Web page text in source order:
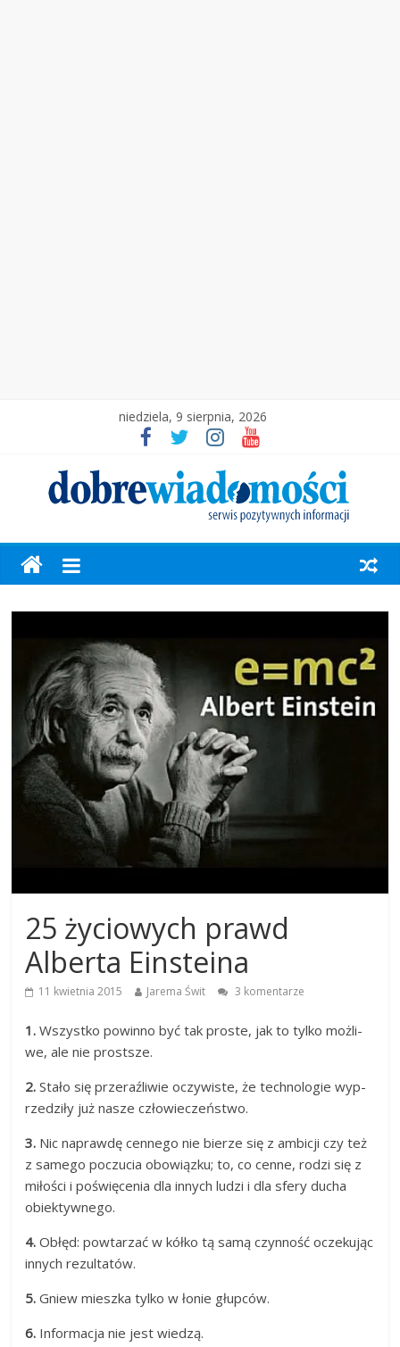
niedziela, 9 sierpnia, 2026
25 życiowych prawd
Alberta Einsteina
11 kwietnia 2015 Jarema Świt 3 komentarze
1. Wszys­tko po­win­no być tak pros­te, jak to tyl­ko możli­
we, ale nie prostsze.
2. Stało się prze­raźli­wie oczy­wis­te, że techno­logie wyp­
rzedziły już nasze człowieczeństwo.
3. Nic nap­rawdę cen­ne­go nie bie­rze się z am­bicji czy też
z sa­mego poczu­cia obo­wiązku; to, co cen­ne, rodzi się z
miłości i poświęce­nia dla in­nych ludzi i dla sfe­ry ducha
obiektywnego.
4. Obłęd: pow­tarzać w kółko tą samą czyn­ność ocze­kując
in­nych rezultatów.
5. Gniew mieszka tylko w łonie głupców.
6. Informacja nie jest wiedzą.